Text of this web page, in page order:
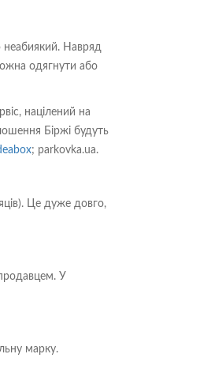
неабиякий. Навряд
одягнути або
націлений на
Біржі будуть
; parkovka.ua.
Це дуже довго,
У
марку.